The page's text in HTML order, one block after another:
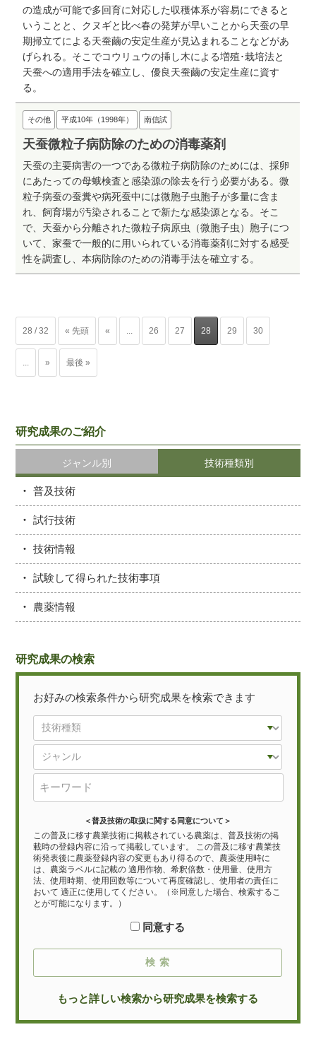
の造成が可能で多回育に対応した収穫体系が容易にできると
いうことと、クヌギと比べ春の発芽が早いことから天蚕の早
期掃立てによる天蚕繭の安定生産が見込まれることなどがあ
げられる。そこでコウリュウの挿し木による増殖･栽培法と
天蚕への適用手法を確立し、優良天蚕繭の安定生産に資す
る。
その他 平成10年（1998年） 南信試
天蚕微粒子病防除のための消毒薬剤
天蚕の主要病害の一つである微粒子病防除のためには、採卵
にあたっての母蛾検査と感染源の除去を行う必要がある。微
粒子病蚕の蚕糞や病死蚕中には微胞子虫胞子が多量に含ま
れ、飼育場が汚染されることで新たな感染源となる。そこ
で、天蚕から分離された微粒子病原虫（微胞子虫）胞子につ
いて、家蚕で一般的に用いられている消毒薬剤に対する感受
性を調査し、本病防除のための消毒手法を確立する。
28 / 32 « 先頭 « ... 26 27 28 29 30
... » 最後 »
研究成果のご紹介
ジャンル別 技術種類別
普及技術
試行技術
技術情報
試験して得られた技術事項
農薬情報
研究成果の検索
お好みの検索条件から研究成果を検索できます
＜普及技術の取扱に関する同意について＞
この普及に移す農業技術に掲載されている農薬は、普及技術の掲
載時の登録内容に沿って掲載しています。 この普及に移す農業技
術発表後に農薬登録内容の変更もあり得るので、農薬使用時に
は、農薬ラベルに記載の 適用作物、希釈倍数・使用量、使用方
法、使用時期、使用回数等について再度確認し、使用者の責任に
おいて 適正に使用してください。（※同意した場合、検索するこ
とが可能になります。）
同意する
もっと詳しい検索から研究成果を検索する